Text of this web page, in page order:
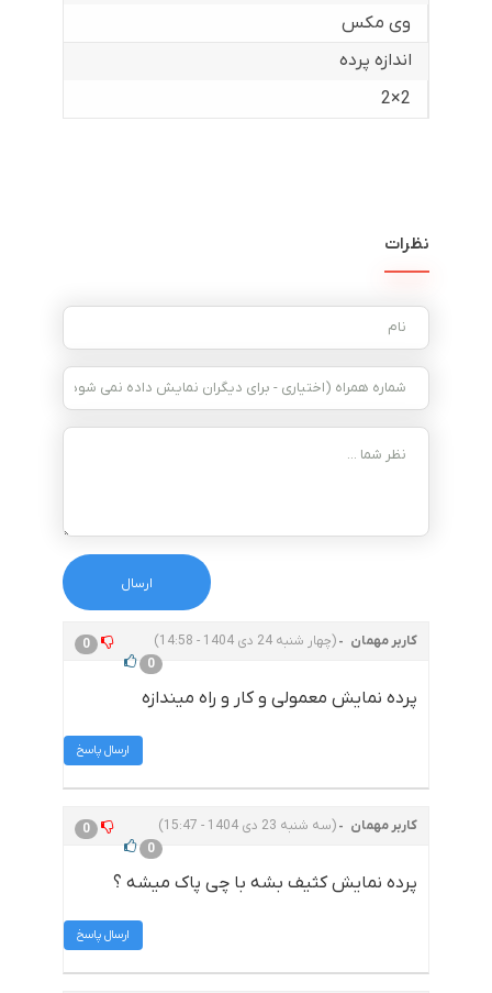
وی مکس
اندازه پرده
2×2
نظرات
کاربر مهمان (چهار شنبه 24 دی 1404 - 14:58)
0
0
پرده نمایش معمولی و کار و راه میندازه
ارسال پاسخ
کاربر مهمان (سه شنبه 23 دی 1404 - 15:47)
0
0
پرده نمایش کثیف بشه با چی پاک میشه ؟
ارسال پاسخ